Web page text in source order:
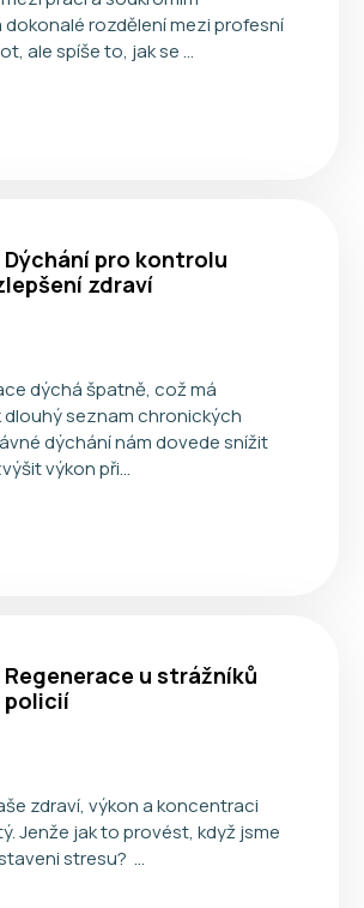
rozdělení mezi profesní
ale spíše to, jak se …
pro kontrolu
zdraví
dýchá špatně, což má
dlouhý seznam chronických
dýchání nám dovede snížit
výkon při…
u strážníků
policií
zdraví, výkon a koncentraci
Jenže jak to provést, když jsme
stresu? …